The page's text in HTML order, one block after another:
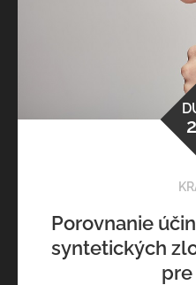
Porovnanie
syntetických